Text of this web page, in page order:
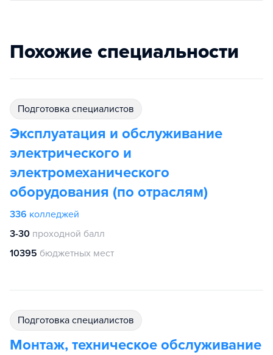
Похожие специальности
подготовка специалистов
Эксплуатация и обслуживание
электрического и
электромеханического
оборудования (по отраслям)
336 колледжей
3-30 проходной балл
10395 бюджетных мест
подготовка специалистов
Монтаж, техническое обслуживание